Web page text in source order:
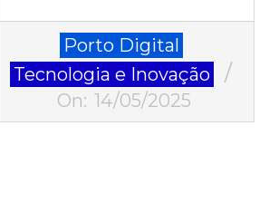
05-
14
Porto Digital
Tecnologia e Inovação
On: 14/05/2025